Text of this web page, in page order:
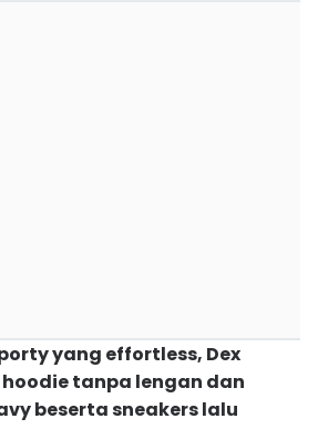
yang effortless, Dex
tanpa lengan dan
beserta sneakers lalu